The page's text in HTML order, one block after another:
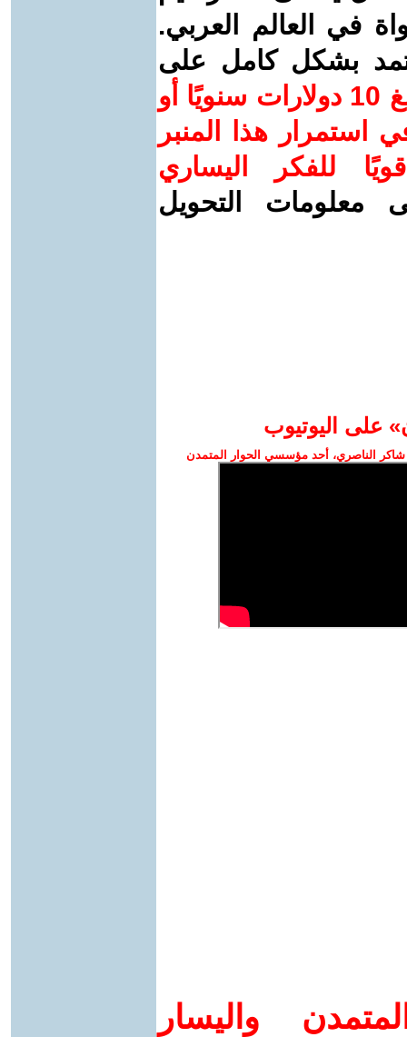
في العالم العربي.
بشكل كامل على
ساهم/ي معنا! بدعمكم بمبلغ 10 دولارات سنويًا أو
استمرار هذا المنبر
للفكر اليساري
معلومات التحويل
على اليوتيوب
الناصري، أحد مؤسسي الحوار المتمدن
واليسار